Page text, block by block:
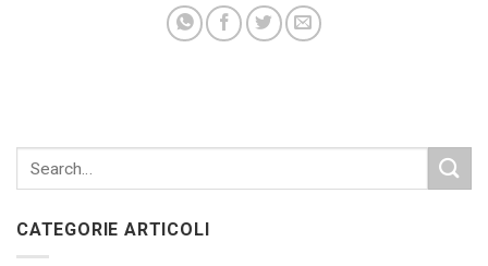
CATEGORIE ARTICOLI